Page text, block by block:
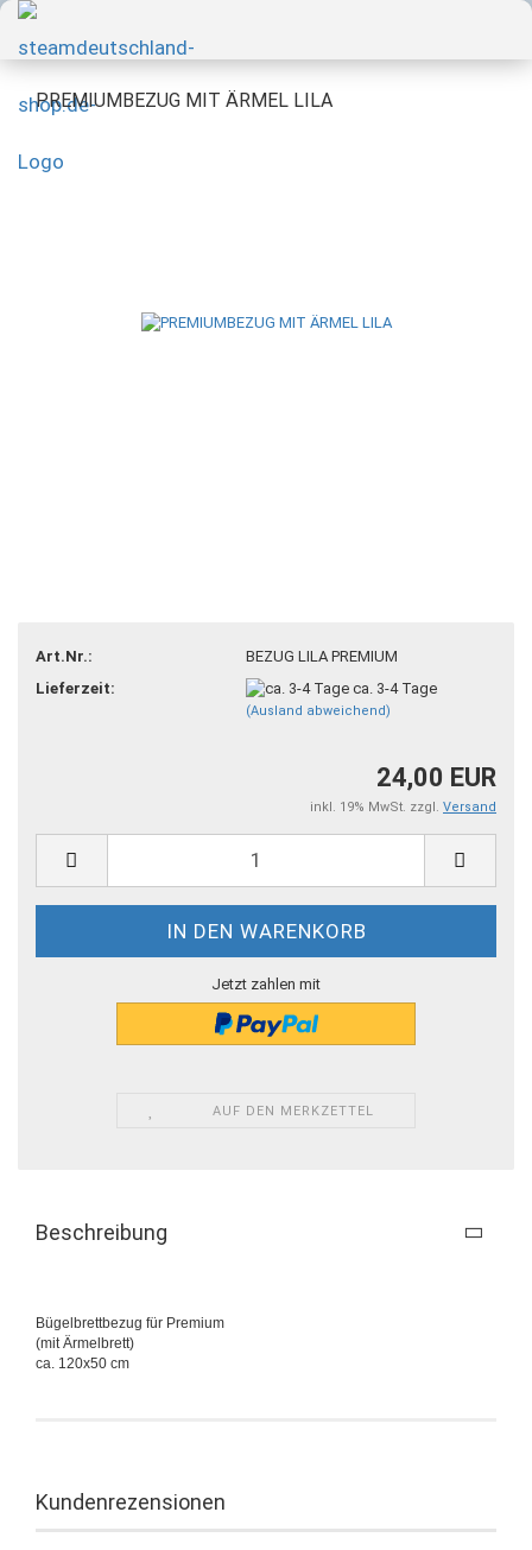
PREMIUMBEZUG MIT ÄRMEL LILA
Art.Nr.:
BEZUG LILA PREMIUM
Lieferzeit:
ca. 3-4 Tage
(Ausland abweichend)
24,00 EUR
inkl. 19% MwSt. zzgl. Versand
Jetzt zahlen mit
AUF DEN MERKZETTEL
Beschreibung
Bügelbrettbezug für Premium
(mit Ärmelbrett)
ca. 120x50 cm
Kundenrezensionen